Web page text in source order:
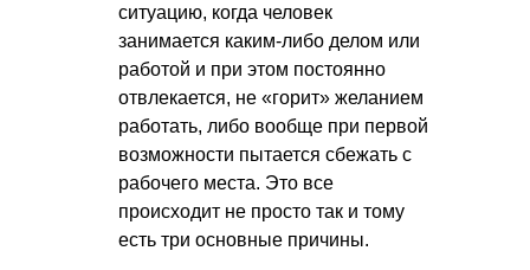
ситуацию, когда человек
занимается каким-либо делом или
работой и при этом постоянно
отвлекается, не «горит» желанием
работать, либо вообще при первой
возможности пытается сбежать с
рабочего места. Это все
происходит не просто так и тому
есть три основные причины.